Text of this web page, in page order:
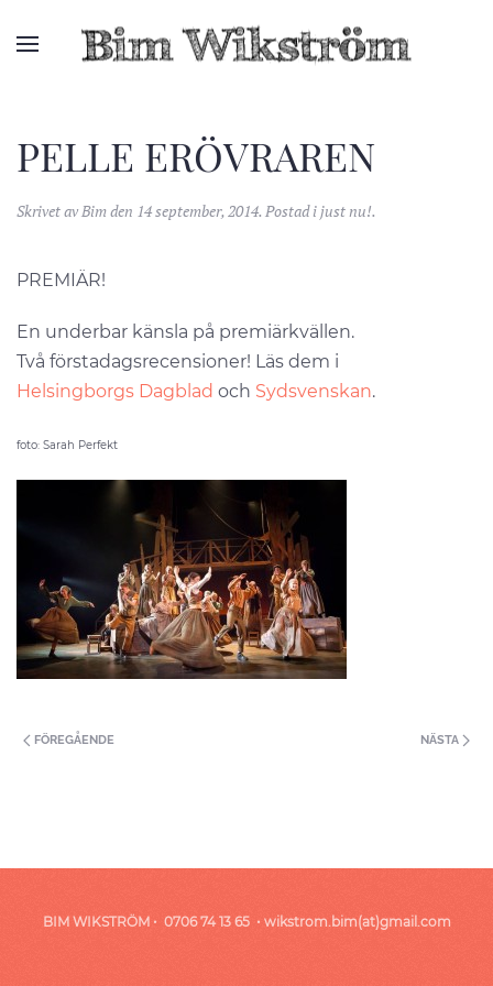
PELLE ERÖVRAREN
Skrivet avBimden 14 september, 2014. Postad ijust nu!.
PREMIÄR!
En underbar känsla på premiärkvällen.
Två förstadagsrecensioner! Läs dem i
Helsingborgs Dagblad och Sydsvenskan.
foto: Sarah Perfekt
FÖREGÅENDE NÄSTA
BIM WIKSTRÖM • 0706 74 13 65 • wikstrom.bim(at)gmail.com